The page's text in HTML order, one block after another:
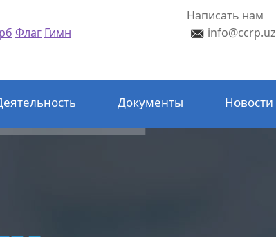
Флаг Гимн
Написать нам
info@ccrp.uz
Документы Новости